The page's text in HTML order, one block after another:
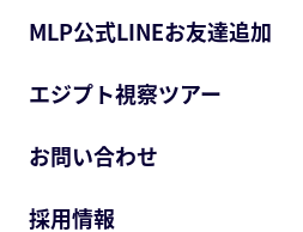
MLP公式LINEお友達追加
エジプト視察ツアー
お問い合わせ
採用情報